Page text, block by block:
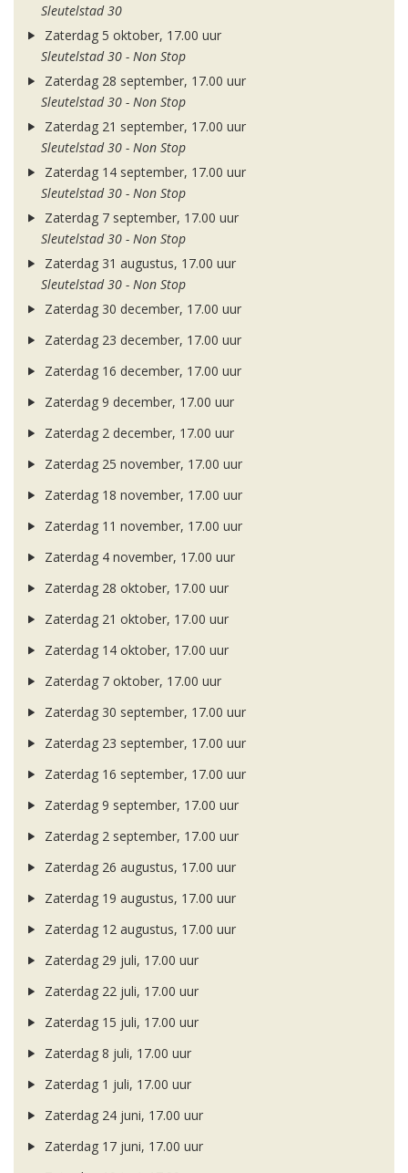
Sleutelstad 30
Zaterdag 5 oktober, 17.00 uur
Sleutelstad 30 - Non Stop
Zaterdag 28 september, 17.00 uur
Sleutelstad 30 - Non Stop
Zaterdag 21 september, 17.00 uur
Sleutelstad 30 - Non Stop
Zaterdag 14 september, 17.00 uur
Sleutelstad 30 - Non Stop
Zaterdag 7 september, 17.00 uur
Sleutelstad 30 - Non Stop
Zaterdag 31 augustus, 17.00 uur
Sleutelstad 30 - Non Stop
Zaterdag 30 december, 17.00 uur
Zaterdag 23 december, 17.00 uur
Zaterdag 16 december, 17.00 uur
Zaterdag 9 december, 17.00 uur
Zaterdag 2 december, 17.00 uur
Zaterdag 25 november, 17.00 uur
Zaterdag 18 november, 17.00 uur
Zaterdag 11 november, 17.00 uur
Zaterdag 4 november, 17.00 uur
Zaterdag 28 oktober, 17.00 uur
Zaterdag 21 oktober, 17.00 uur
Zaterdag 14 oktober, 17.00 uur
Zaterdag 7 oktober, 17.00 uur
Zaterdag 30 september, 17.00 uur
Zaterdag 23 september, 17.00 uur
Zaterdag 16 september, 17.00 uur
Zaterdag 9 september, 17.00 uur
Zaterdag 2 september, 17.00 uur
Zaterdag 26 augustus, 17.00 uur
Zaterdag 19 augustus, 17.00 uur
Zaterdag 12 augustus, 17.00 uur
Zaterdag 29 juli, 17.00 uur
Zaterdag 22 juli, 17.00 uur
Zaterdag 15 juli, 17.00 uur
Zaterdag 8 juli, 17.00 uur
Zaterdag 1 juli, 17.00 uur
Zaterdag 24 juni, 17.00 uur
Zaterdag 17 juni, 17.00 uur